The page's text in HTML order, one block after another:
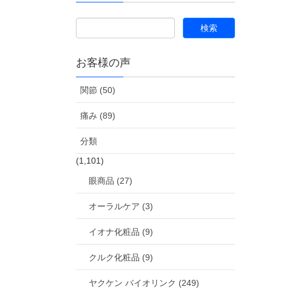
お客様の声
関節 (50)
痛み (89)
分類
(1,101)
眼商品 (27)
オーラルケア (3)
イオナ化粧品 (9)
クルク化粧品 (9)
ヤクケン バイオリンク (249)